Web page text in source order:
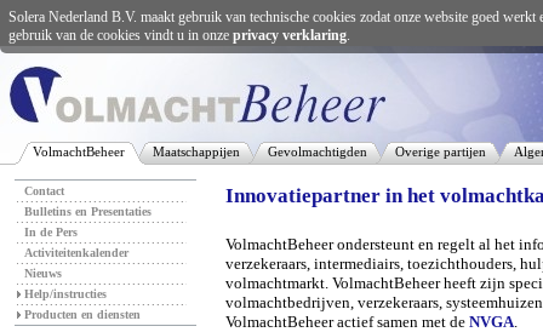
VolmachtBeheer Maatschappijen Gevolmachtigden Overige partijen
Contact
Bulletins en Presentaties
In de Pers
Activiteitenkalender
Nieuws
Help/instructies
Producten en diensten
Innovatiepartner in het
VolmachtBeheer ondersteunt en regelt al het
verzekeraars, intermediairs, toezichthouders,
volmachtmarkt. VolmachtBeheer heeft zijn
volmachtbedrijven, verzekeraars,
VolmachtBeheer actief samen met de NVGA.
Solera Nederland B.V. maakt gebruik van technische cookies zodat onze website goed
gebruik van de cookies vindt u in onze privacy verklaring.